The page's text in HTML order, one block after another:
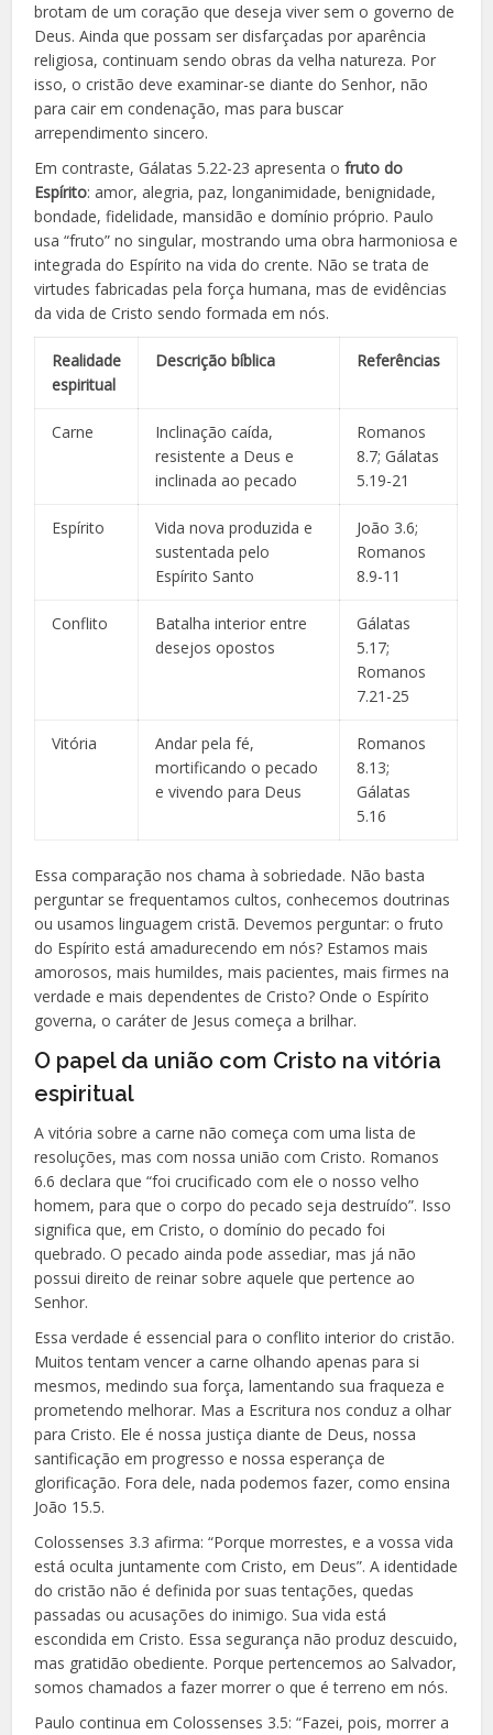
brotam de um coração que deseja viver sem o governo de
Deus. Ainda que possam ser disfarçadas por aparência
religiosa, continuam sendo obras da velha natureza. Por
isso, o cristão deve examinar-se diante do Senhor, não
para cair em condenação, mas para buscar
arrependimento sincero.
Em contraste, Gálatas 5.22-23 apresenta ofruto do
Espírito: amor, alegria, paz, longanimidade, benignidade,
bondade, fidelidade, mansidão e domínio próprio. Paulo
usa “fruto” no singular, mostrando uma obra harmoniosa e
integrada do Espírito na vida do crente. Não se trata de
virtudes fabricadas pela força humana, mas de evidências
da vida de Cristo sendo formada em nós.
Realidade
espiritual
Descrição bíblica Referências
Carne
Inclinação caída,
resistente a Deus e
inclinada ao pecado
Romanos
8.7; Gálatas
5.19-21
Espírito
Vida nova produzida e
sustentada pelo
Espírito Santo
João 3.6;
Romanos
8.9-11
Conflito
Batalha interior entre
desejos opostos
Gálatas
5.17;
Romanos
7.21-25
Vitória
Andar pela fé,
mortificando o pecado
e vivendo para Deus
Romanos
8.13;
Gálatas
5.16
Essa comparação nos chama à sobriedade. Não basta
perguntar se frequentamos cultos, conhecemos doutrinas
ou usamos linguagem cristã. Devemos perguntar: o fruto
do Espírito está amadurecendo em nós? Estamos mais
amorosos, mais humildes, mais pacientes, mais firmes na
verdade e mais dependentes de Cristo? Onde o Espírito
governa, o caráter de Jesus começa a brilhar.
O papel da união com Cristo na vitória
espiritual
A vitória sobre a carne não começa com uma lista de
resoluções, mas com nossa união com Cristo. Romanos
6.6 declara que “foi crucificado com ele o nosso velho
homem, para que o corpo do pecado seja destruído”. Isso
significa que, em Cristo, o domínio do pecado foi
quebrado. O pecado ainda pode assediar, mas já não
possui direito de reinar sobre aquele que pertence ao
Senhor.
Essa verdade é essencial para o conflito interior do cristão.
Muitos tentam vencer a carne olhando apenas para si
mesmos, medindo sua força, lamentando sua fraqueza e
prometendo melhorar. Mas a Escritura nos conduz a olhar
para Cristo. Ele é nossa justiça diante de Deus, nossa
santificação em progresso e nossa esperança de
glorificação. Fora dele, nada podemos fazer, como ensina
João 15.5.
Colossenses 3.3 afirma: “Porque morrestes, e a vossa vida
está oculta juntamente com Cristo, em Deus”. A identidade
do cristão não é definida por suas tentações, quedas
passadas ou acusações do inimigo. Sua vida está
escondida em Cristo. Essa segurança não produz descuido,
mas gratidão obediente. Porque pertencemos ao Salvador,
somos chamados a fazer morrer o que é terreno em nós.
Paulo continua em Colossenses 3.5: “Fazei, pois, morrer a